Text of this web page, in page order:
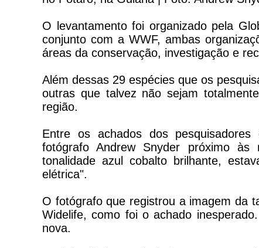
O levantamento foi organizado pela
conjunto com a WWF, ambas
áreas da conservação, investigação e
Além dessas 29 espécies que os
outras que talvez não sejam
região.
Entre os achados dos
fotógrafo Andrew Snyder próximo
tonalidade azul cobalto brilhante,
elétrica".
O fotógrafo que registrou a imagem da
Widelife, como foi o achado
nova.